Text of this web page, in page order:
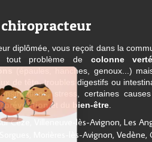
diplômée, vous reçoit dans la
tout problème de colonne
(épaules, hanches, genoux...)
de tête, troubles digestifs ou
stress, certaines
préventionet du bien-être
Ceze, Villeneuve-lès-Avignon, Les
Morières-lès-Avignon, Vedène,